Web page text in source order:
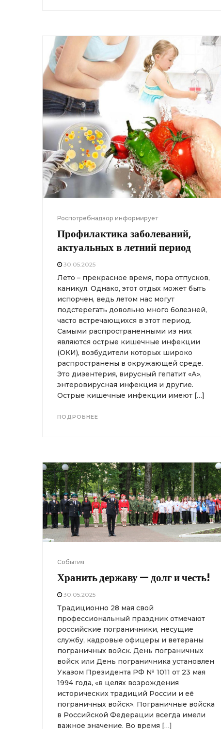
Роспотребнадзор информирует
Профилактика заболеваний,
актуальных в летний период
30.05.2025
Лето – прекрасное время, пора отпусков,
каникул. Однако, этот отдых может быть
испорчен, ведь летом нас могут
подстерегать довольно много болезней,
часто встречающихся в этот период.
Самыми распространенными из них
являются острые кишечные инфекции
(ОКИ), возбудители которых широко
распространены в окружающей среде.
Это дизентерия, вирусный гепатит «А»,
энтеровирусная инфекция и другие.
Острые кишечные инфекции имеют […]
ПОДРОБНЕЕ
События
Хранить державу — долг и честь!
30.05.2025
Традиционно 28 мая свой
профессиональный праздник отмечают
российские пограничники, несущие
службу, кадровые офицеры и ветераны
пограничных войск. День пограничных
войск или День пограничника установлен
Указом Президента РФ № 1011 от 23 мая
1994 года, «в целях возрождения
исторических традиций России и её
пограничных войск». Пограничные войска
в Российской Федерации всегда имели
важное значение. Во время […]